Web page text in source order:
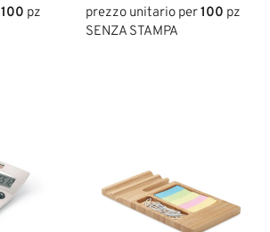
100 pz
prezzo unitario per100 pz
SENZA STAMPA